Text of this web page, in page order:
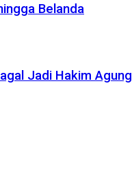
Belanda
Jadi Hakim Agung